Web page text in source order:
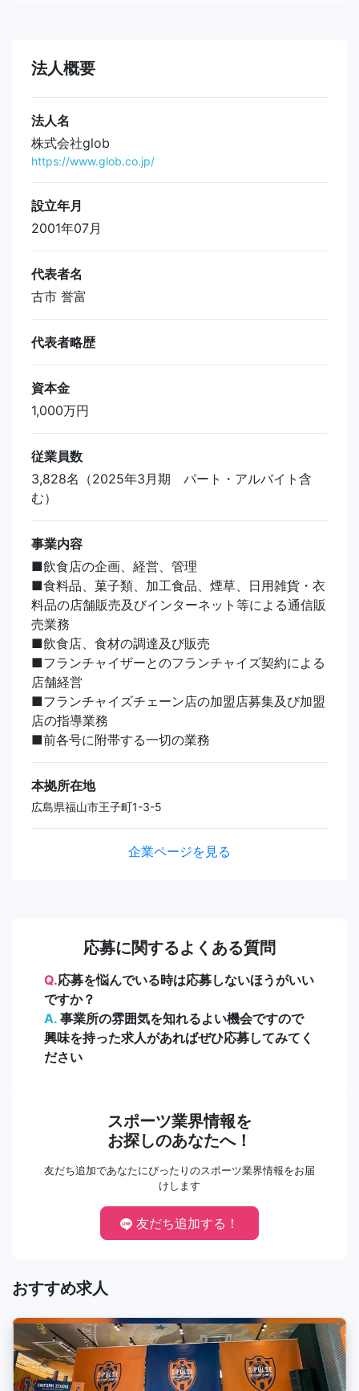
法人概要
法人名
株式会社glob
https://www.glob.co.jp/
設立年月
2001年07月
代表者名
古市 誉富
代表者略歴
資本金
1,000万円
従業員数
3,828名（2025年3月期 パート・アルバイト含
む）
事業内容
■飲食店の企画、経営、管理
■食料品、菓子類、加工食品、煙草、日用雑貨・衣
料品の店舗販売及びインターネット等による通信販
売業務
■飲食店、食材の調達及び販売
■フランチャイザーとのフランチャイズ契約による
店舗経営
■フランチャイズチェーン店の加盟店募集及び加盟
店の指導業務
■前各号に附帯する一切の業務
本拠所在地
広島県福山市王子町1-3-5
企業ページを見る
応募に関するよくある質問
Q.応募を悩んでいる時は応募しないほうがいい
ですか？
A. 事業所の雰囲気を知れるよい機会ですので
興味を持った求人があればぜひ応募してみてく
ださい
スポーツ業界情報を
お探しのあなたへ！
友だち追加であなたにぴったりのスポーツ業界情報をお届
けします
友だち追加する！
おすすめ求人